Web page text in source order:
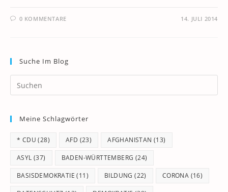
0 KOMMENTARE 14. JULI 2014
Suche Im Blog
Meine Schlagwörter
* CDU (28) AFD (23) AFGHANISTAN (13)
ASYL (37) BADEN-WÜRTTEMBERG (24)
BASISDEMOKRATIE (11) BILDUNG (22) CORONA (16)